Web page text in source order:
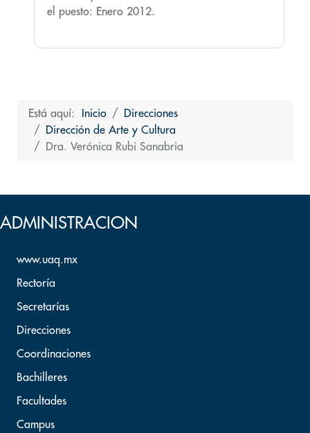
el puesto: Enero 2012.
Está aquí: Inicio
Direcciones
Dirección de Arte y Cultura
Dra. Verónica Rubi Sanabria
ADMINISTRACION
www.uaq.mx
Rectoría
Secretarías
Direcciones
Coordinaciones
Bachilleres
Facultades
Campus